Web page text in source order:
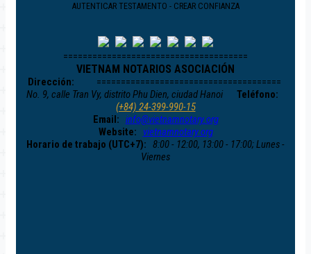
AUTENTICAR TESTAMENTO - CREAR CONFIANZA
======================================
VIETNAM NOTARIOS ASOCIACIÓN
======================================
Dirección:
No. 9, calle Tran Vy, distrito Phu Dien, ciudad Hanoi
Teléfono:
(+84) 24-399-990-15
Email: info@vietnamnotary.org
Website:
vietnamnotary.org
Horario de trabajo (UTC+7): 8:00 - 12:00, 13:00 - 17:00; Lunes -
Viernes